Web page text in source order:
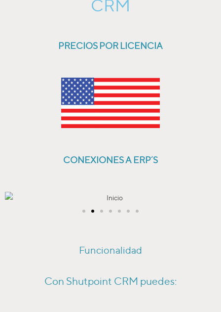
CRM
PRECIOS POR LICENCIA
CONEXIONES A ERP´S
Funcionalidad
Con Shutpoint CRM puedes: